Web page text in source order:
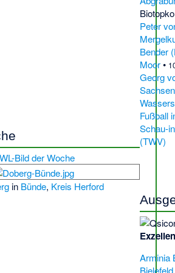
Bild der Woche
in Bünde, Kreis Herford
Peter
Bender
Moor•
Georg
Fußball
Schau-
(TWV)
Arminia
Bielefeld